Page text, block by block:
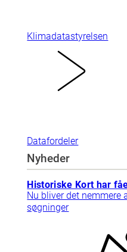
Klimadatastyrelsen
Datafordeler
Nyheder
Historiske Kort har
Nu bliver det nemmere
søgninger